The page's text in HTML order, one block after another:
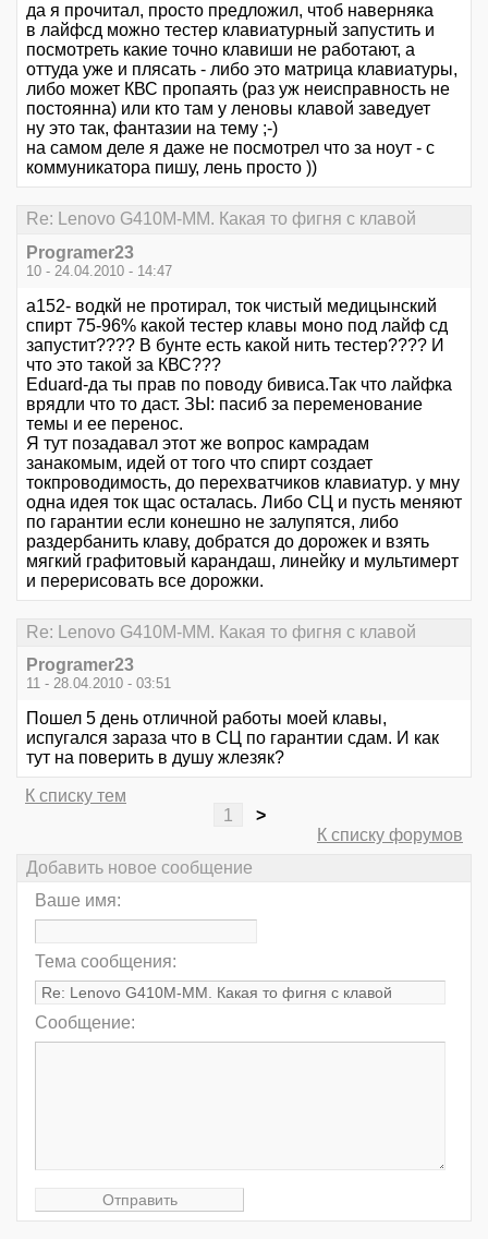
да я прочитал, просто предложил, чтоб наверняка
в лайфсд можно тестер клавиатурный запустить и
посмотреть какие точно клавиши не работают, а
оттуда уже и плясать - либо это матрица клавиатуры,
либо может КВС пропаять (раз уж неисправность не
постоянна) или кто там у леновы клавой заведует
ну это так, фантазии на тему ;-)
на самом деле я даже не посмотрел что за ноут - с
коммуникатора пишу, лень просто ))
Re: Lenovo G410M-MM. Какая то фигня с клавой
Programer23
10 - 24.04.2010 - 14:47
a152- водкй не протирал, ток чистый медицынский
спирт 75-96% какой тестер клавы моно под лайф сд
запустит???? В бунте есть какой нить тестер???? И
что это такой за КВС???
Eduard-да ты прав по поводу бивиса.Так что лайфка
врядли что то даст. ЗЫ: пасиб за переменование
темы и ее перенос.
Я тут позадавал этот же вопрос камрадам
занакомым, идей от того что спирт создает
токпроводимость, до перехватчиков клавиатур. у мну
одна идея ток щас осталась. Либо СЦ и пусть меняют
по гарантии если конешно не залупятся, либо
раздербанить клаву, добратся до дорожек и взять
мягкий графитовый карандаш, линейку и мультимерт
и перерисовать все дорожки.
Re: Lenovo G410M-MM. Какая то фигня с клавой
Programer23
11 - 28.04.2010 - 03:51
Пошел 5 день отличной работы моей клавы,
испугался зараза что в СЦ по гарантии сдам. И как
тут на поверить в душу жлезяк?
К списку тем
1
>
К списку форумов
Добавить новое сообщение
Ваше имя:
Тема сообщения:
Сообщение: